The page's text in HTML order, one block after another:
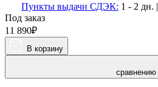
Пункты выдачи СДЭК: 1 - 2 дн. |
Под заказ
11 890₽
В корзину
сравнению